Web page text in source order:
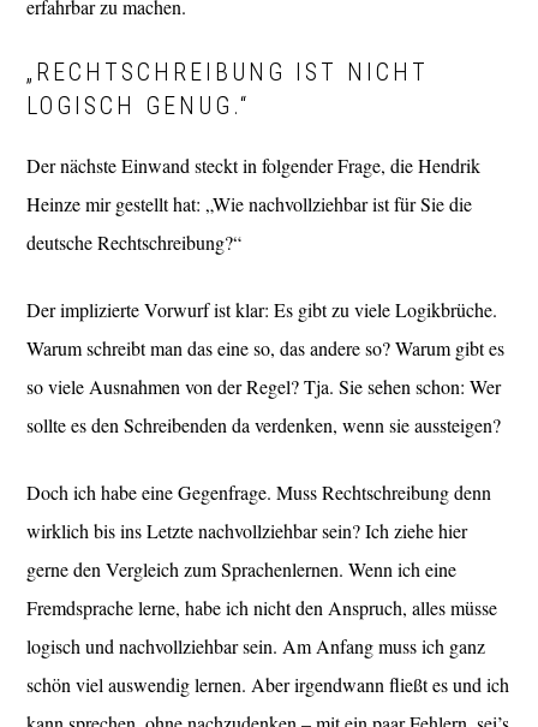
erfahrbar zu machen.
„RECHTSCHREIBUNG IST NICHT
LOGISCH GENUG.“
Der nächste Einwand steckt in folgender Frage, die Hendrik
Heinze mir gestellt hat: „Wie nachvollziehbar ist für Sie die
deutsche Rechtschreibung?“
Der implizierte Vorwurf ist klar: Es gibt zu viele Logikbrüche.
Warum schreibt man das eine so, das andere so? Warum gibt es
so viele Ausnahmen von der Regel? Tja. Sie sehen schon: Wer
sollte es den Schreibenden da verdenken, wenn sie aussteigen?
Doch ich habe eine Gegenfrage. Muss Rechtschreibung denn
wirklich bis ins Letzte nachvollziehbar sein? Ich ziehe hier
gerne den Vergleich zum Sprachenlernen. Wenn ich eine
Fremdsprache lerne, habe ich nicht den Anspruch, alles müsse
logisch und nachvollziehbar sein. Am Anfang muss ich ganz
schön viel auswendig lernen. Aber irgendwann fließt es und ich